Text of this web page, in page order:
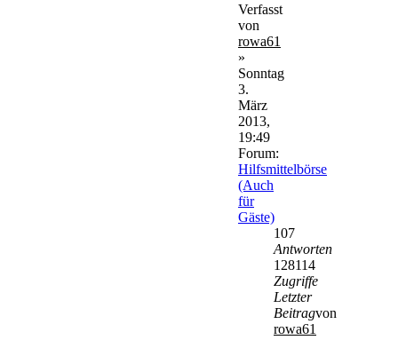
Verfasst
von
rowa61
»
Sonntag
3.
März
2013,
19:49
Forum:
Hilfsmittelbörse
(Auch
für
Gäste)
107
Antworten
128114
Zugriffe
Letzter
Beitragvon
rowa61